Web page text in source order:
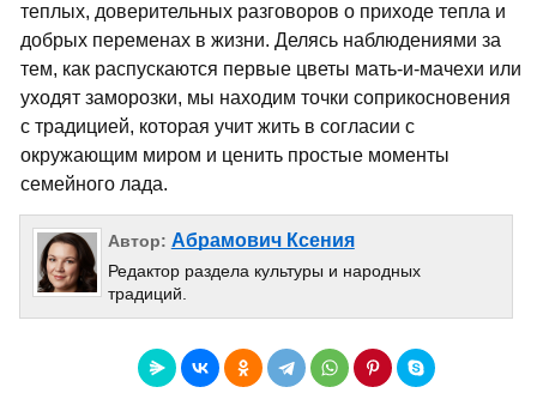
теплых, доверительных разговоров о приходе тепла и
добрых переменах в жизни. Делясь наблюдениями за
тем, как распускаются первые цветы мать-и-мачехи или
уходят заморозки, мы находим точки соприкосновения
с традицией, которая учит жить в согласии с
окружающим миром и ценить простые моменты
семейного лада.
Автор: Абрамович Ксения
Редактор раздела культуры и народных
традиций.